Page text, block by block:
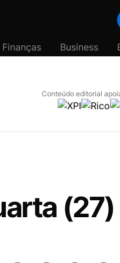
Business
Conteúdo editorial
(27)